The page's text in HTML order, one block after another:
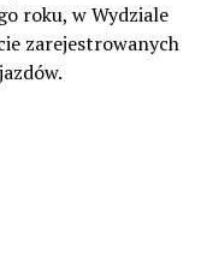
roku, w Wydziale
zarejestrowanych